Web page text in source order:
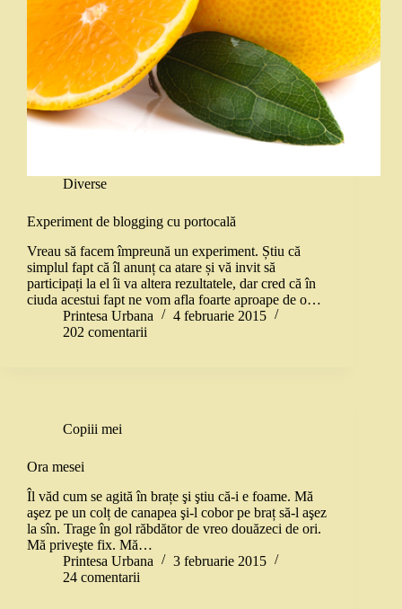
Diverse
Experiment de blogging cu portocală
Vreau să facem împreună un experiment. Știu că
simplul fapt că îl anunț ca atare și vă invit să
participați la el îi va altera rezultatele, dar cred că în
ciuda acestui fapt ne vom afla foarte aproape de o…
Printesa Urbana
4 februarie 2015
202 comentarii
Copiii mei
Ora mesei
Îl văd cum se agită în brațe şi ştiu că-i e foame. Mă
aşez pe un colț de canapea şi-l cobor pe braț să-l aşez
la sîn. Trage în gol răbdător de vreo douăzeci de ori.
Mă priveşte fix. Mă…
Printesa Urbana
3 februarie 2015
24 comentarii